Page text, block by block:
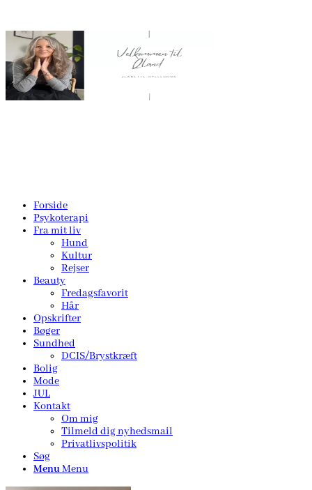
Forside
Psykoterapi
Fra mit liv
Hund
Kultur
Rejser
Beauty
Fredagsfavorit
Hår
Opskrifter
Bøger
Sundhed
DCIS/Brystkræft
Bolig
Mode
JUL
Kontakt
Om mig
Tilmeld dig nyhedsmail
Privatlivspolitik
Søg
MenuMenu